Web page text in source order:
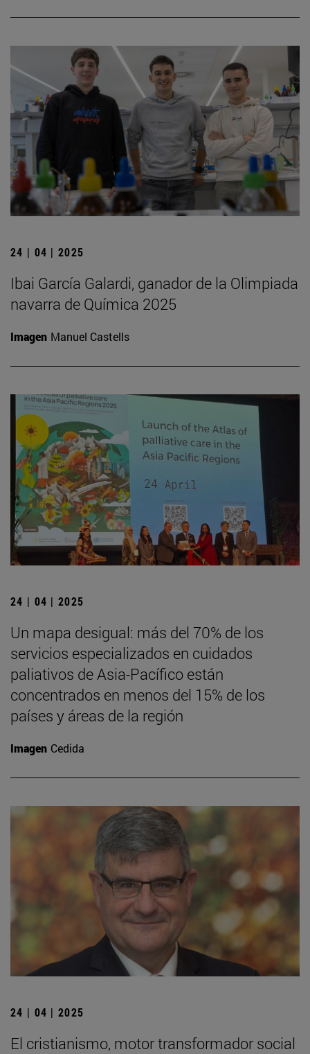
24 | 04 | 2025
Ibai García Galardi, ganador de la Olimpiada
navarra de Química 2025
Imagen Manuel Castells
24 | 04 | 2025
Un mapa desigual: más del 70% de los
servicios especializados en cuidados
paliativos de Asia-Pacífico están
concentrados en menos del 15% de los
países y áreas de la región
Imagen Cedida
24 | 04 | 2025
El cristianismo, motor transformador social